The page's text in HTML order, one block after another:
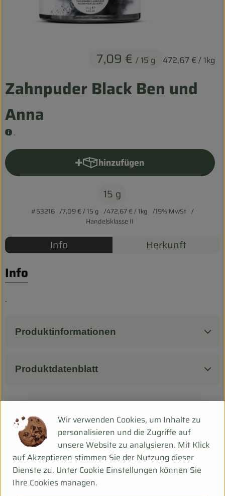
Entspannt durch die FERIEN
Vorratskammer
Getränke
Pferdepension & Reitbetrieb
Firmenkunden
Zahnpuder Black Ben und
Anna
.
7,09 € / 15 g 472,67 € / 1kg
hinzufügen
Produkt zum Warenkorb
15 g
#53216 7,09 €/ 15 g 472,67 €/ 1kg
19% MwSt
Handelsklasse II
Info Herkunft
Info
.
Produktinformationen
Produktdatenblatt
Herkunft
Hersteller: BDN
Holland
Ben&Anna Natural Care
Wir verwenden Cookies, um Inhalte zu
personalisieren und die Zugriffe auf
unsere Website zu analysieren. Mit Klick
auf Akzeptieren stimmen Sie der Nutzung dieser
Dienste zu. Unter Cookie Einstellungen können Sie
Ihre Cookies managen.